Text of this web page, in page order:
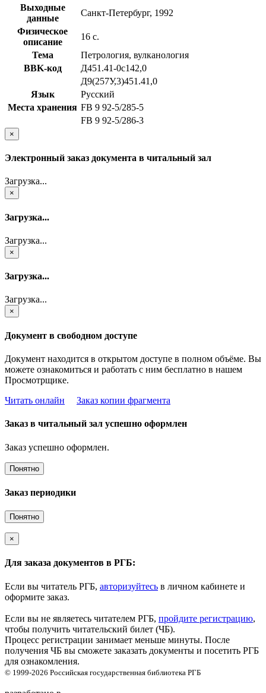
Выходные
данные
Санкт-Петербург, 1992
Физическое
описание
16 с.
Тема
Петрология, вулканология
BBK-код
Д451.41-0с142,0
Д9(257У,3)451.41,0
Язык
Русский
Места хранения FB 9 92-5/285-5
FB 9 92-5/286-3
×
Электронный заказ документа в читальный зал
Загрузка...
×
Загрузка...
Загрузка...
×
Загрузка...
Загрузка...
×
Документ в свободном доступе
Документ находится в открытом доступе в полном объёме. Вы
можете ознакомиться и работать с ним бесплатно в нашем
Просмотрщике.
Читать онлайн
Заказ копии фрагмента
Заказ в читальный зал успешно оформлен
Заказ успешно оформлен.
Понятно
Заказ периодики
Понятно
×
Для заказа документов в РГБ:
Если вы читатель РГБ, авторизуйтесь в личном кабинете и
оформите заказ.
Если вы не являетесь читателем РГБ, пройдите регистрацию,
чтобы получить читательский билет (ЧБ).
Процесс регистрации занимает меньше минуты. После
получения ЧБ вы сможете заказать документы и посетить РГБ
для ознакомления.
© 1999-2026 Российская государственная библиотека РГБ